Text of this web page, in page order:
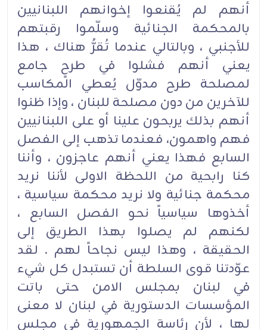
أنهم لم يُقنعوا إخوانهم اللبنانيين
بالمحكمة الجنائية وسلّموا رقبتهم
للأجنبي ، وبالتالي عندما تُقرُّ هناك ، هذا
يعني أنهم فشلوا في طرحٍ جامع
لمصلحة طرح مدوّل يُعطي المكاسب
للآخرين من دون مصلحة للبنان ، وإذا ظنوا
أنهم بذلك يربحون علينا أو على اللبنانيين
فهم واهمون، فعندما تذهب إلى الفصل
السابع فهذا يعني أنهم عاجزون ، وأننا
كنا رابحية من اللحظة الاولى لأننا نريد
محكمة جنائية ولا نريد محكمة سياسية ،
أخذوها سياسياً نحو الفصل السابع ،
لكنهم لم يصلوا بهذا الطريق إلى
الحقيقة ، وهذا ليس نجاحاً لهم . لقد
عوّدتنا قوى السلطة أن تستبدل كل شيء
في لبنان بمجلس الامن حتى باتت
المؤسسات الدستورية في لبنان لا معنى
لها ، لأن رئاسة الجمهورية في مجلس